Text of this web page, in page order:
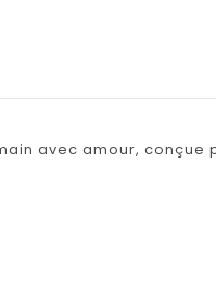
avec amour,